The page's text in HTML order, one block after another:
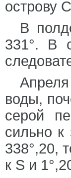
острову
В
331°. В
воды,
серой
сильно к
338°,20,
к S и